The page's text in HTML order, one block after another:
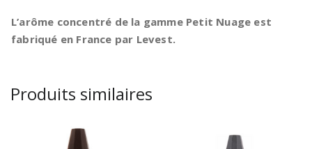
L’arôme concentré de la gamme Petit Nuage est
fabriqué en France par Levest.
Produits similaires